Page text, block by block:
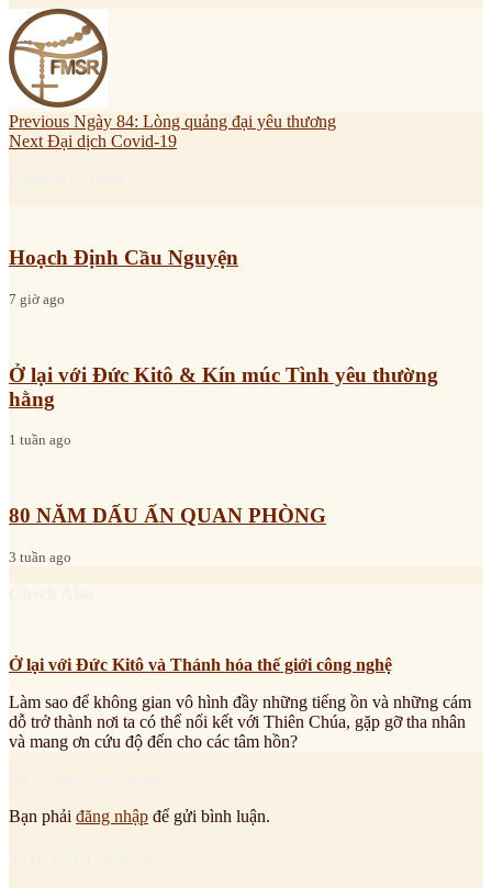
Previous Ngày 84: Lòng quảng đại yêu thương
Next Đại dịch Covid-19
Hoạch Định Cầu Nguyện
7 giờ ago
Ở lại với Đức Kitô & Kín múc Tình yêu thường
hằng
1 tuần ago
80 NĂM DẤU ẤN QUAN PHÒNG
3 tuần ago
Ở lại với Đức Kitô và Thánh hóa thế giới công nghệ
Làm sao để không gian vô hình đầy những tiếng ồn và những cám
dỗ trở thành nơi ta có thể nối kết với Thiên Chúa, gặp gỡ tha nhân
và mang ơn cứu độ đến cho các tâm hồn?
Bạn phải đăng nhập để gửi bình luận.